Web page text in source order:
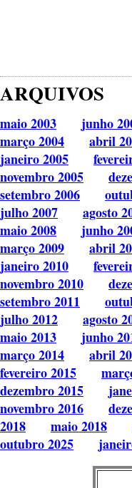
ARQUIVOS
maio 2003 junho
março 2004
abril
janeiro 2005
novembro 2005
setembro 2006
julho 2007
agosto
maio 2008
junho
março 2009
abril
janeiro 2010
novembro 2010
setembro 2011
julho 2012
agosto
maio 2013
junho
março 2014
abril
fevereiro 2015
dezembro 2015
novembro 2016
2018
maio 2018
outubro 2025